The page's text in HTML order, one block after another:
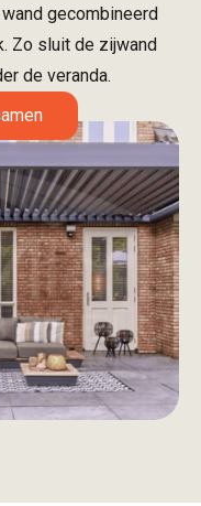
gecombineerd
Zo sluit de zijwand
de veranda.